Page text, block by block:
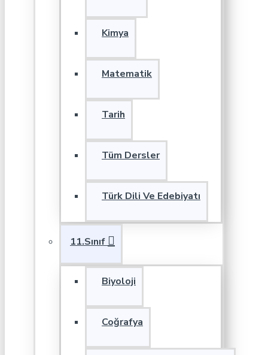
Kimya
Matematik
Tarih
Tüm Dersler
Türk Dili Ve Edebiyatı
11.Sınıf
Biyoloji
Coğrafya